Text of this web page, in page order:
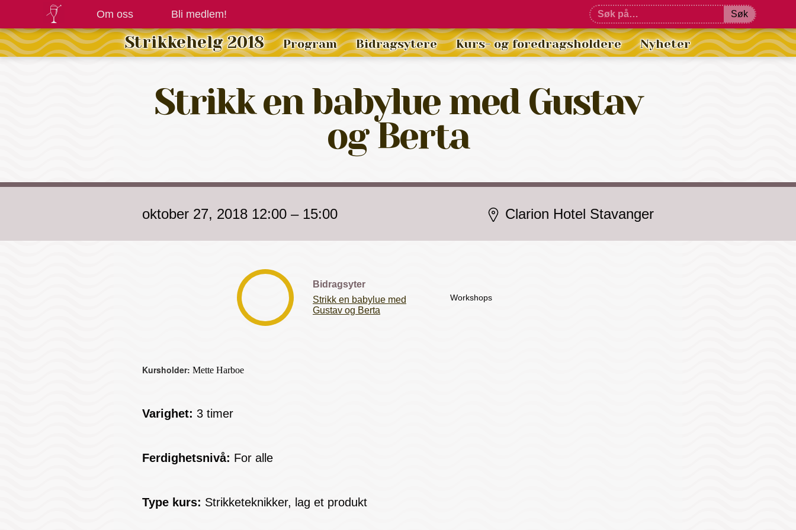
Om oss Bli medlem! Søk
Strikkehelg 2018 Program Bidragsytere Kurs- og foredragsholdere Nyheter
Strikk en babylue med Gustav
og Berta
oktober 27, 2018 12:00 – 15:00 Clarion Hotel Stavanger
Bidragsyter
Strikk en babylue med
Gustav og Berta
Workshops
Kursholder: Mette Harboe
Varighet: 3 timer
Ferdighetsnivå: For alle
Type kurs: Strikketeknikker, lag et produkt